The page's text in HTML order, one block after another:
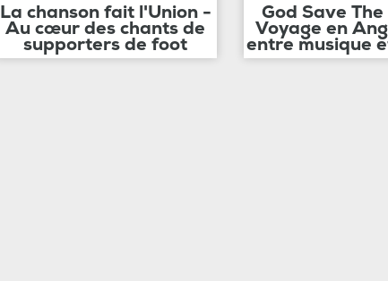
La chanson fait l'Union -
Au cœur des chants de
supporters de foot
God Save
Voyage en
entre musique